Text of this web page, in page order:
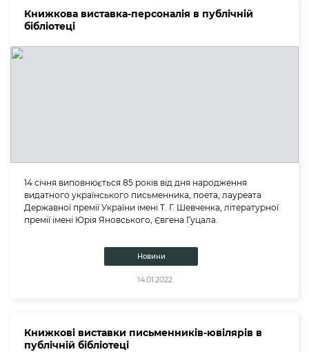
Книжкова виставка-персоналія в публічній
бібліотеці
14 січня виповнюється 85 років від дня народження
видатного українського письменника, поета, лауреата
Державної премії України імені Т. Г. Шевченка, літературної
премії імені Юрія Яновського, Євгена Гуцала.
Новини
14.01.2022
Книжкові виставки письменників-ювілярів в
публічній бібліотеці